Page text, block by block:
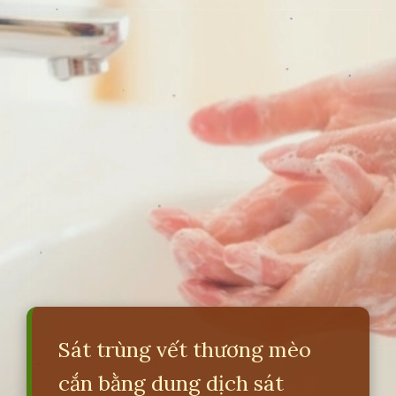
Sát trùng vết thương mèo
cắn bằng dung dịch sát